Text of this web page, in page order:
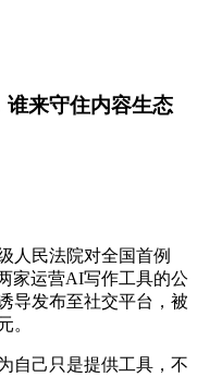
谁来守住内容生态
人民法院对全国首例
家运营AI写作工具的公
导发布至社交平台，被
。
自己只是提供工具，不